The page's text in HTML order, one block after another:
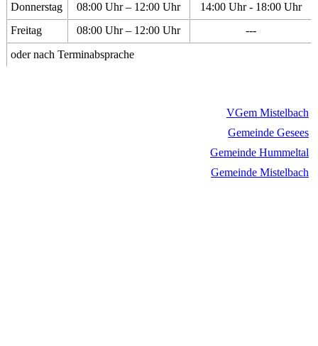
Donnerstag
08:00 Uhr – 12:00 Uhr
14:00 Uhr - 18:00 Uhr
Freitag
08:00 Uhr – 12:00 Uhr
---
oder nach Terminabsprache
VGem Mistelbach
Gemeinde Gesees
Gemeinde Hummeltal
Gemeinde Mistelbach